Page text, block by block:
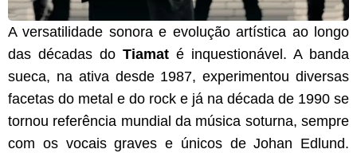
A versatilidade sonora e evolução artística ao longo
das décadas do Tiamat é inquestionável. A banda
sueca, na ativa desde 1987, experimentou diversas
facetas do metal e do rock e já na década de 1990 se
tornou referência mundial da música soturna, sempre
com os vocais graves e únicos de Johan Edlund.